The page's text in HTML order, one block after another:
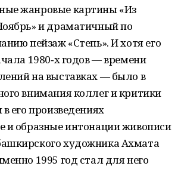
жанровые картины «Из
и драматичный по
пейзаж «Степь». И хотя его
1980‑х годов — времени
на выставках — было в
внимания коллег и критики
его произведениях
и образные интонации живописи
художника Ахмата
1995 год стал для него